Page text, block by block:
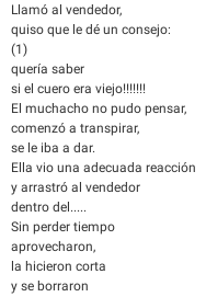
Llamó al vendedor,
quiso que le dé un consejo:
(1)
quería saber
si el cuero era viejo!!!!!!!
El muchacho no pudo pensar,
comenzó a transpirar,
se le iba a dar.
Ella vio una adecuada reacción
y arrastró al vendedor
dentro del.....
Sin perder tiempo
aprovecharon,
la hicieron corta
y se borraron